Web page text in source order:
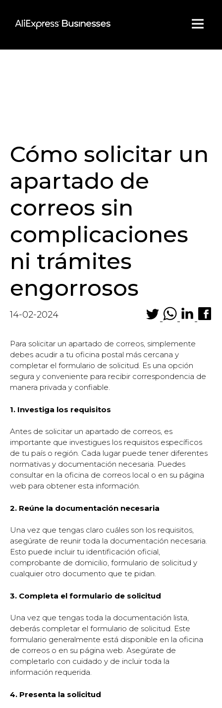
content
Cómo solicitar un
apartado de
correos sin
complicaciones
ni trámites
engorrosos
14-02-2024
Para solicitar un apartado de correos, simplemente
debes acudir a tu oficina postal más cercana y
completar el formulario de solicitud. Es una opción
segura y conveniente para recibir correspondencia de
manera privada y confiable.
1. Investiga los requisitos
Antes de solicitar un apartado de correos, es
importante que investigues los requisitos específicos
de tu país o región. Cada lugar puede tener diferentes
normativas y documentación necesaria. Puedes
consultar en la oficina de correos local o en su página
web para obtener esta información.
2. Reúne la documentación necesaria
Una vez que tengas claro cuáles son los requisitos,
asegúrate de reunir toda la documentación necesaria.
Esto puede incluir tu identificación oficial,
comprobante de domicilio, formulario de solicitud y
cualquier otro documento que te pidan.
3. Completa el formulario de solicitud
Una vez que tengas toda la documentación lista,
deberás completar el formulario de solicitud. Este
formulario generalmente está disponible en la oficina
de correos o en su página web. Asegúrate de
completarlo con cuidado y de incluir toda la
información requerida.
4. Presenta la solicitud